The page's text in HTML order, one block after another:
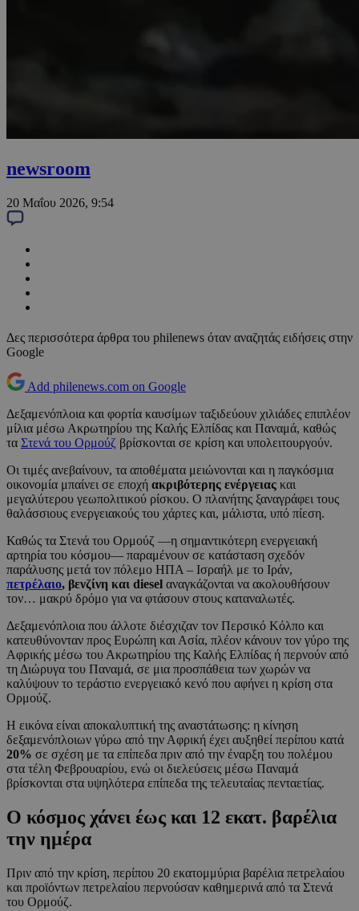
newsroom
20 Μαΐου 2026, 9:54
Δες περισσότερα άρθρα του philenews όταν αναζητάς ειδήσεις στην
Google
Add philenews.com on Google
Δεξαμενόπλοια και φορτία καυσίμων ταξιδεύουν χιλιάδες επιπλέον
μίλια μέσω Ακρωτηρίου της Καλής Ελπίδας και Παναμά, καθώς
τα Στενά του Ορμούζ βρίσκονται σε κρίση και υπολειτουργούν.
Οι τιμές ανεβαίνουν, τα αποθέματα μειώνονται και η παγκόσμια
οικονομία μπαίνει σε εποχή ακριβότερης ενέργειας και
μεγαλύτερου γεωπολιτικού ρίσκου. Ο πλανήτης ξαναγράφει τους
θαλάσσιους ενεργειακούς του χάρτες και, μάλιστα, υπό πίεση.
Καθώς τα Στενά του Ορμούζ —η σημαντικότερη ενεργειακή
αρτηρία του κόσμου— παραμένουν σε κατάσταση σχεδόν
παράλυσης μετά τον πόλεμο ΗΠΑ – Ισραήλ με το Ιράν,
πετρέλαιο, βενζίνη και diesel αναγκάζονται να ακολουθήσουν
τον… μακρύ δρόμο για να φτάσουν στους καταναλωτές.
Δεξαμενόπλοια που άλλοτε διέσχιζαν τον Περσικό Κόλπο και
κατευθύνονταν προς Ευρώπη και Ασία, πλέον κάνουν τον γύρο της
Αφρικής μέσω του Ακρωτηρίου της Καλής Ελπίδας ή περνούν από
τη Διώρυγα του Παναμά, σε μια προσπάθεια των χωρών να
καλύψουν το τεράστιο ενεργειακό κενό που αφήνει η κρίση στα
Ορμούζ.
Η εικόνα είναι αποκαλυπτική της αναστάτωσης: η κίνηση
δεξαμενόπλοιων γύρω από την Αφρική έχει αυξηθεί περίπου κατά
20% σε σχέση με τα επίπεδα πριν από την έναρξη του πολέμου
στα τέλη Φεβρουαρίου, ενώ οι διελεύσεις μέσω Παναμά
βρίσκονται στα υψηλότερα επίπεδα της τελευταίας πενταετίας.
Ο κόσμος χάνει έως και 12 εκατ. βαρέλια
την ημέρα
Πριν από την κρίση, περίπου 20 εκατομμύρια βαρέλια πετρελαίου
και προϊόντων πετρελαίου περνούσαν καθημερινά από τα Στενά
του Ορμούζ.